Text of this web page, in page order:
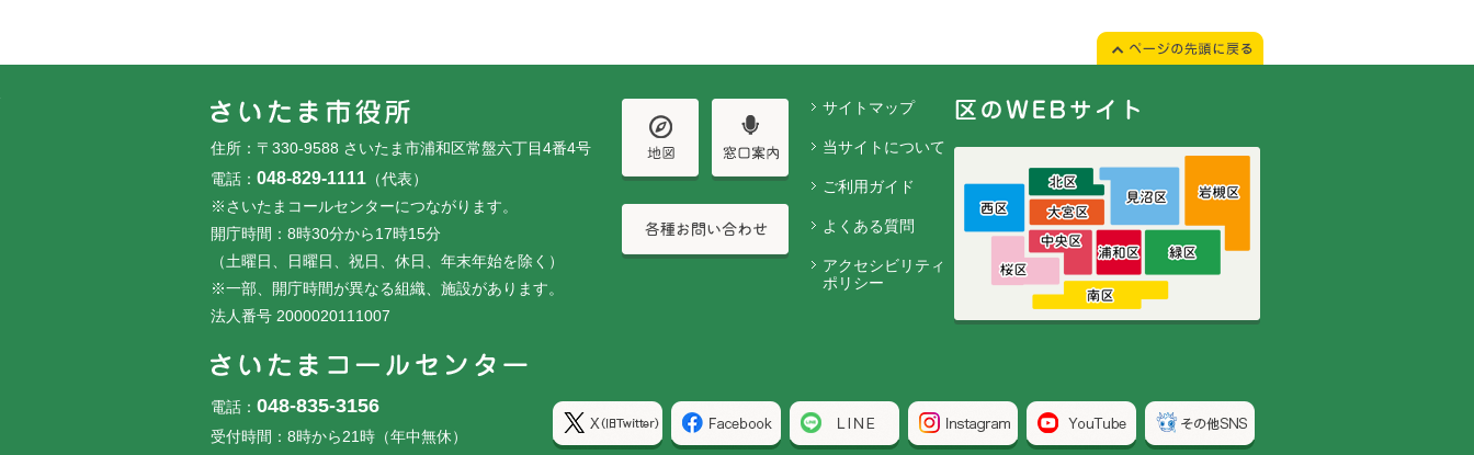
住所：〒330-9588 さいたま市浦和区常盤六丁目4番4号
電話： 048-829-1111 （代表）
※さいたまコールセンターにつながります。
開庁時間：8時30分から17時15分
（土曜日、日曜日、祝日、休日、年末年始を除く）
※一部、開庁時間が異なる組織、施設があります。
法人番号 2000020111007
電話： 048-835-3156
受付時間：8時から21時（年中無休）
サイトマップ
当サイトについて
ご利用ガイド
よくある質問
アクセシビリティ
ポリシー